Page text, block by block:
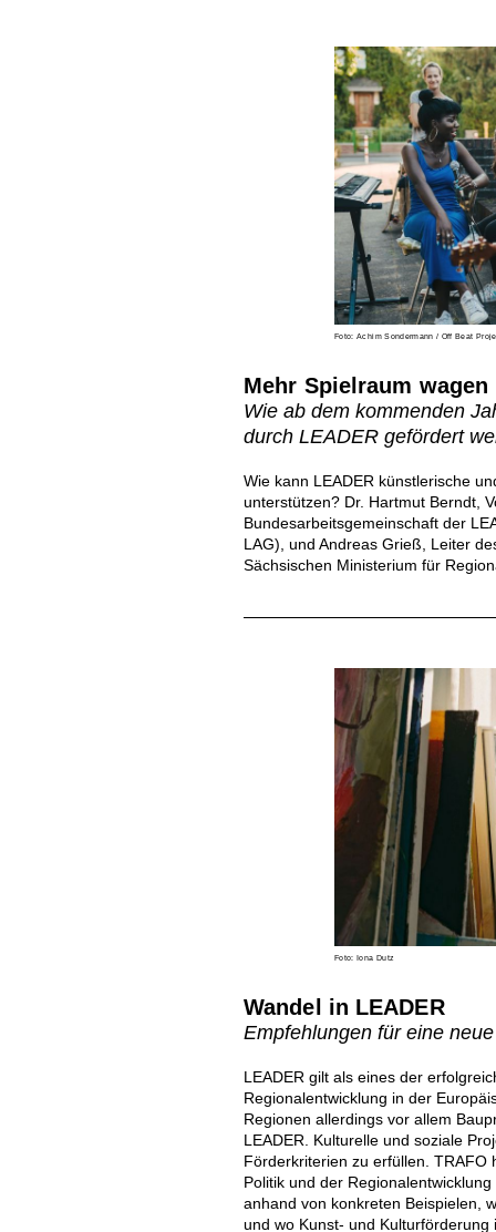
Foto: Achim Sondermann / Off Beat
Mehr Spielraum wagen
Wie ab dem kommenden
durch LEADER gefördert
Wie kann LEADER künstlerische
unterstützen? Dr. Hartmut Berndt,
Bundesarbeitsgemeinschaft der
LAG), und Andreas Grieß, Leiter
Sächsischen Ministerium für
Foto: Iona Dutz
Wandel in LEADER
Empfehlungen für eine
LEADER gilt als eines der
Regionalentwicklung in der
Regionen allerdings vor allem
LEADER. Kulturelle und soziale
Förderkriterien zu erfüllen. TRAFO
Politik und der
anhand von konkreten Beispielen,
und wo Kunst- und